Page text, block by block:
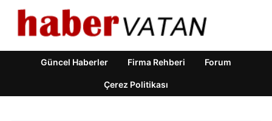
Güncel Haberler Firma Rehberi Forum
Çerez Politikası